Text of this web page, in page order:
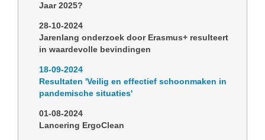
Jaar 2025?
28-10-2024
Jarenlang onderzoek door Erasmus+ resulteert
in waardevolle bevindingen
18-09-2024
Resultaten 'Veilig en effectief schoonmaken in
pandemische situaties'
01-08-2024
Lancering ErgoClean